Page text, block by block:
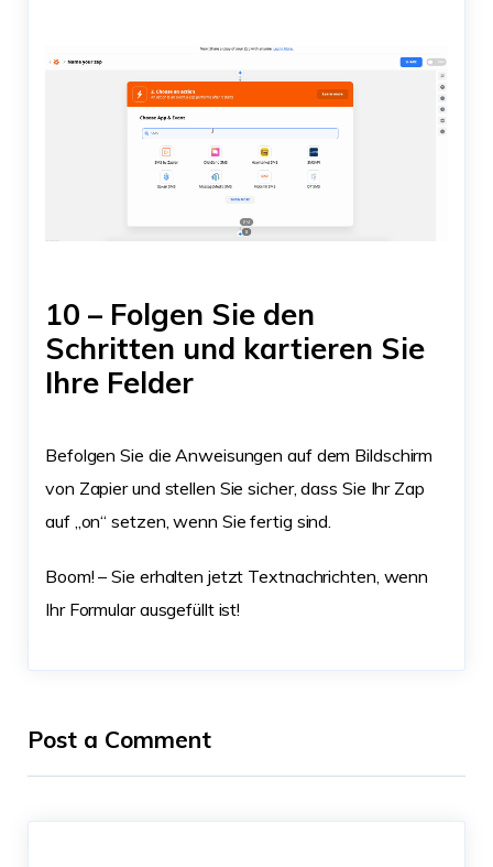
10 – Folgen Sie den
Schritten und kartieren Sie
Ihre Felder
Befolgen Sie die Anweisungen auf dem Bildschirm
von Zapier und stellen Sie sicher, dass Sie Ihr Zap
auf „on“ setzen, wenn Sie fertig sind.
Boom! – Sie erhalten jetzt Textnachrichten, wenn
Ihr Formular ausgefüllt ist!
Post a Comment